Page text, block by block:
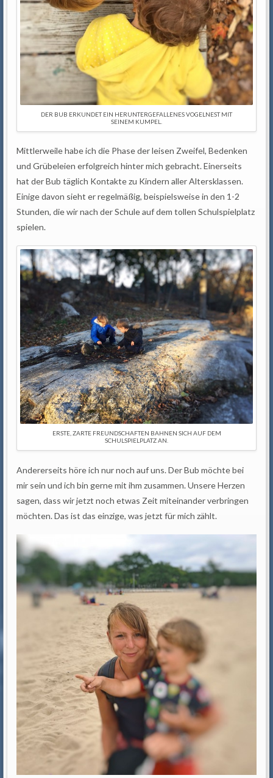
DER BUB ERKUNDET EIN HERUNTERGEFALLENES VOGELNEST MIT
SEINEM KUMPEL.
Mittlerweile habe ich die Phase der leisen Zweifel, Bedenken
und Grübeleien erfolgreich hinter mich gebracht. Einerseits
hat der Bub täglich Kontakte zu Kindern aller Altersklassen.
Einige davon sieht er regelmäßig, beispielsweise in den 1-2
Stunden, die wir nach der Schule auf dem tollen Schulspielplatz
spielen.
ERSTE, ZARTE FREUNDSCHAFTEN BAHNEN SICH AUF DEM
SCHULSPIELPLATZ AN.
Andererseits höre ich nur noch auf uns. Der Bub möchte bei
mir sein und ich bin gerne mit ihm zusammen. Unsere Herzen
sagen, dass wir jetzt noch etwas Zeit miteinander verbringen
möchten. Das ist das einzige, was jetzt für mich zählt.